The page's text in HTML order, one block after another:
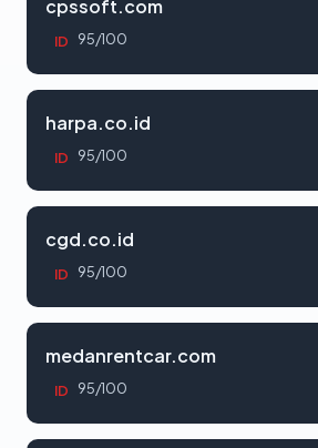
cpssoft.com
ID 95/100
harpa.co.id
ID 95/100
cgd.co.id
ID 95/100
medanrentcar.com
ID 95/100